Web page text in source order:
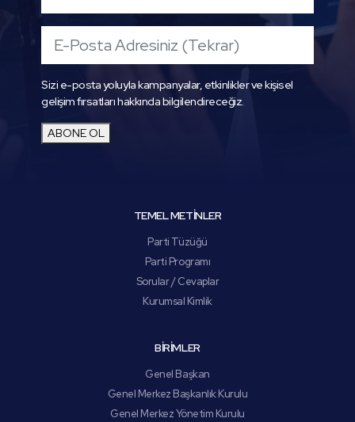
Sizi e-posta yoluyla kampanyalar, etkinlikler ve kişisel
gelişim fırsatları hakkında bilgilendireceğiz.
ABONE OL
TEMEL METİNLER
Parti Tüzüğü
Parti Programı
Sorular / Cevaplar
Kurumsal Kimlik
BİRİMLER
Genel Başkan
Genel Merkez Başkanlık Kurulu
Genel Merkez Yönetim Kurulu